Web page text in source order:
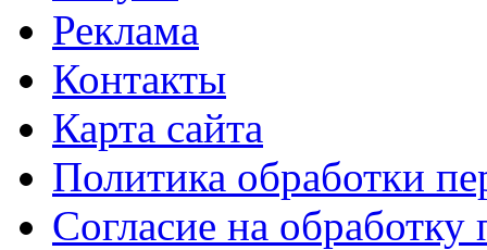
Реклама
Контакты
Карта сайта
Политика обработки
Согласие на